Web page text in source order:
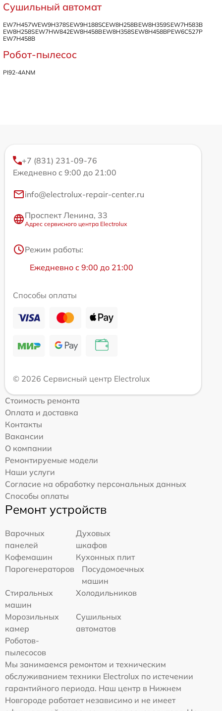
Сушильный автомат
EW7H457WEW9H378SEW9H188SCEW8H258BEW8H359SEW7H583B
EW8H258SEW7HW842EW8H458BEW8H358SEW8H458BPEW6C527P
EW7H458B
Робот-пылесос
PI92-4ANM
+7 (831) 231-09-76
Ежедневно с 9:00 до 21:00
info@electrolux-repair-center.ru
Проспект Ленина, 33
Адрес сервисного центра Electrolux
Режим работы:
Ежедневно с 9:00 до 21:00
Способы оплаты
© 2026 Сервисный центр Electrolux
Стоимость ремонта
Оплата и доставка
Контакты
Вакансии
О компании
Ремонтируемые модели
Наши услуги
Согласие на обработку персональных данных
Способы оплаты
Ремонт устройств
Варочных
панелей
Духовых
шкафов
Кофемашин
Кухонных плит
Парогенераторов
Посудомоечных
машин
Стиральных
машин
Холодильников
Морозильных
камер
Сушильных
автоматов
Роботов-
пылесосов
Мы занимаемся ремонтом и техническим
обслуживанием техники Electrolux по истечении
гарантийного периода. Наш центр в Нижнем
Новгороде работает независимо и не имеет